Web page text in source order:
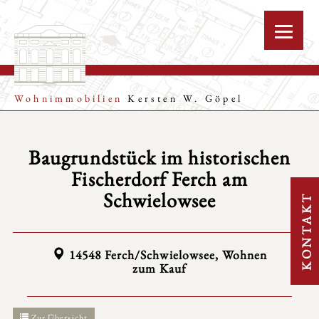
WohnimmobilienKersten W. Göpel
KONTAKT
Baugrundstück im historischen
Fischerdorf Ferch am
Schwielowsee
14548 Ferch/Schwielowsee, Wohnen
zum Kauf